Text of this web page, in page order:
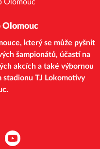
který se může pyšnit
šampionátů, účastí na
akcích a také výbornou
stadionu TJ Lokomotivy
YouTube